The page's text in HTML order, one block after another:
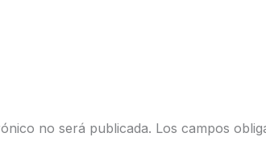
no será publicada. Los campos